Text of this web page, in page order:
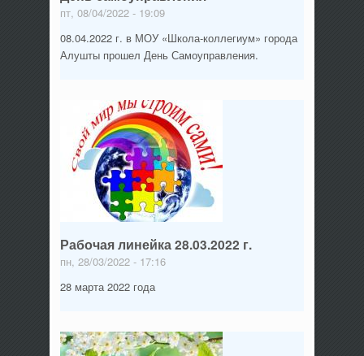
пт, 08/04/2022 - 19:09
08.04.2022 г. в МОУ «Школа-коллегиум» города
Алушты прошел День Самоуправления.
Рабочая линейка 28.03.2022 г.
пн, 28/03/2022 - 17:16
28 марта 2022 года